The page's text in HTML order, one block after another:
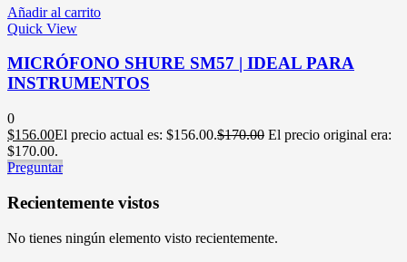
Añadir al carrito
Quick View
MICRÓFONO SHURE SM57 | IDEAL PARA
INSTRUMENTOS
0
$156.00El precio actual es: $156.00.$170.00 El precio original era:
$170.00.
Preguntar
Recientemente vistos
No tienes ningún elemento visto recientemente.